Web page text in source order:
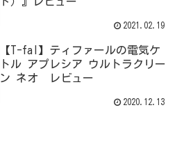
2021.02.19
【T-fal】ティファールの電気ケ
トル アプレシア ウルトラクリー
ン ネオ レビュー
2020.12.13